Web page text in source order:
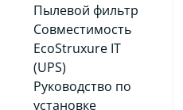
Пылевой фильтр
Совместимость
EcoStruxure IT
(UPS)
Руководство по
установке